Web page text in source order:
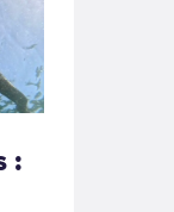
: